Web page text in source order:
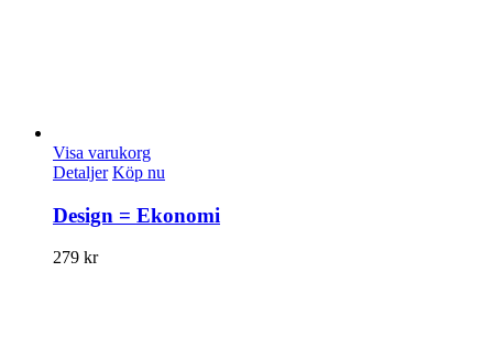
Visa varukorg
Detaljer Köp nu
Design = Ekonomi
279 kr